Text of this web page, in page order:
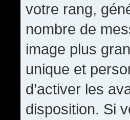
votre rang,
nombre de
image plus
unique et
d’activer les
disposition. Si